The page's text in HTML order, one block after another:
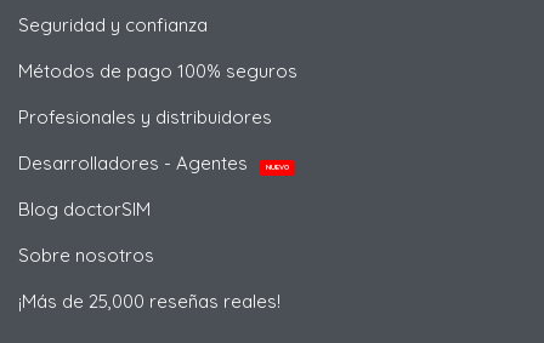
Seguridad y confianza
Métodos de pago 100% seguros
Profesionales y distribuidores
Desarrolladores - Agentes
NUEVO
Blog doctorSIM
Sobre nosotros
¡Más de 25,000 reseñas reales!